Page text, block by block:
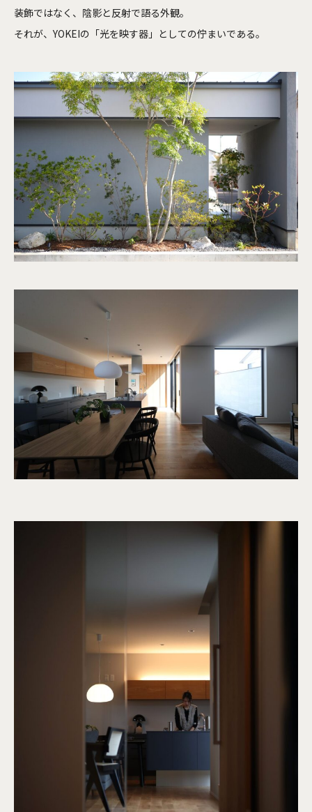
装飾ではなく、陰影と反射で語る外観。
それが、YOKEIの「光を映す器」としての佇まいである。